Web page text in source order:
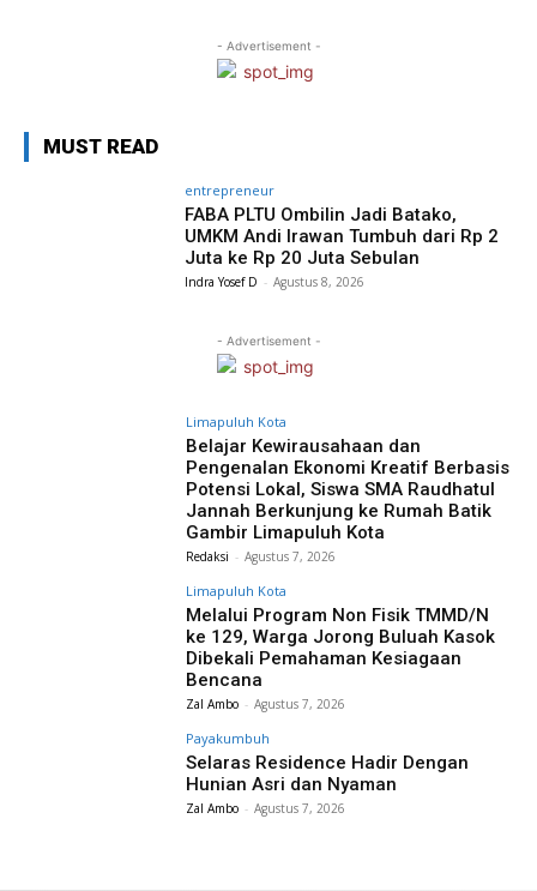
- Advertisement -
MUST READ
entrepreneur
FABA PLTU Ombilin Jadi Batako,
UMKM Andi Irawan Tumbuh dari Rp 2
Juta ke Rp 20 Juta Sebulan
Indra Yosef D - Agustus 8, 2026
- Advertisement -
Limapuluh Kota
Belajar Kewirausahaan dan
Pengenalan Ekonomi Kreatif Berbasis
Potensi Lokal, Siswa SMA Raudhatul
Jannah Berkunjung ke Rumah Batik
Gambir Limapuluh Kota
Redaksi - Agustus 7, 2026
Limapuluh Kota
Melalui Program Non Fisik TMMD/N
ke 129, Warga Jorong Buluah Kasok
Dibekali Pemahaman Kesiagaan
Bencana
Zal Ambo - Agustus 7, 2026
Payakumbuh
Selaras Residence Hadir Dengan
Hunian Asri dan Nyaman
Zal Ambo - Agustus 7, 2026